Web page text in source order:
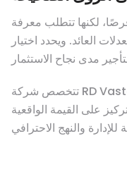
لكنها تتطلب معرفة
العائد. ويحدد اختيار
تتخصص شركة RD Vastgoed في شراء وبيع العقارات
على القيمة الواقعية